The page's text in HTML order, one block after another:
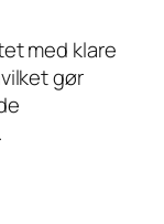
med klare
gør